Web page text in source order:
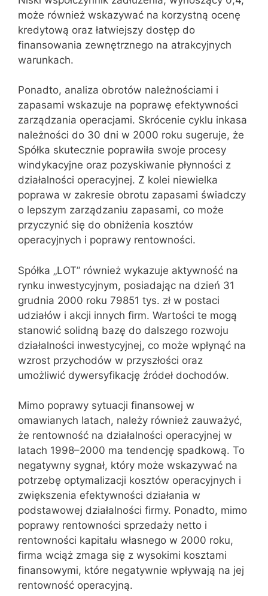
może również wskazywać na korzystną ocenę
kredytową oraz łatwiejszy dostęp do
finansowania zewnętrznego na atrakcyjnych
warunkach.
Ponadto, analiza obrotów należnościami i
zapasami wskazuje na poprawę efektywności
zarządzania operacjami. Skrócenie cyklu inkasa
należności do 30 dni w 2000 roku sugeruje, że
Spółka skutecznie poprawiła swoje procesy
windykacyjne oraz pozyskiwanie płynności z
działalności operacyjnej. Z kolei niewielka
poprawa w zakresie obrotu zapasami świadczy
o lepszym zarządzaniu zapasami, co może
przyczynić się do obniżenia kosztów
operacyjnych i poprawy rentowności.
Spółka „LOT” również wykazuje aktywność na
rynku inwestycyjnym, posiadając na dzień 31
grudnia 2000 roku 79851 tys. zł w postaci
udziałów i akcji innych firm. Wartości te mogą
stanowić solidną bazę do dalszego rozwoju
działalności inwestycyjnej, co może wpłynąć na
wzrost przychodów w przyszłości oraz
umożliwić dywersyfikację źródeł dochodów.
Mimo poprawy sytuacji finansowej w
omawianych latach, należy również zauważyć,
że rentowność na działalności operacyjnej w
latach 1998–2000 ma tendencję spadkową. To
negatywny sygnał, który może wskazywać na
potrzebę optymalizacji kosztów operacyjnych i
zwiększenia efektywności działania w
podstawowej działalności firmy. Ponadto, mimo
poprawy rentowności sprzedaży netto i
rentowności kapitału własnego w 2000 roku,
firma wciąż zmaga się z wysokimi kosztami
finansowymi, które negatywnie wpływają na jej
rentowność operacyjną.